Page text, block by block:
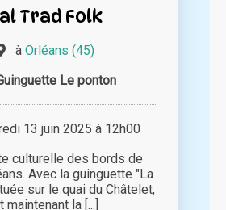
Trad Folk
à Orléans (45)
Le ponton
13 juin 2025 à 12h00
culturelle des bords de
Avec la guinguette "La
sur le quai du Châtelet,
maintenant la [...]